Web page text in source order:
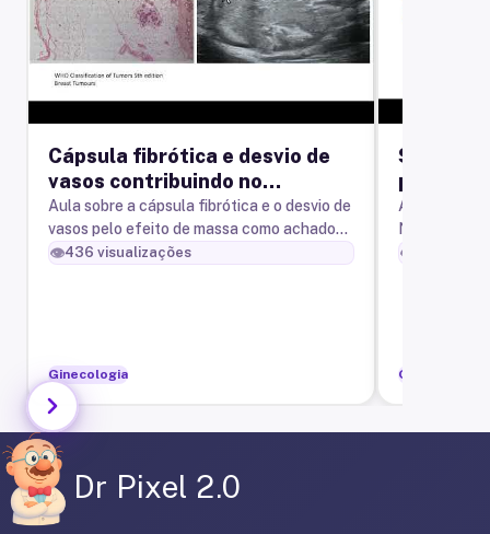
Cápsula fibrótica e desvio de
vasos contribuindo no
diagnóstico por imagem dos
hamartomas
Aula sobre a cápsula fibrótica e o desvio de
vasos pelo efeito de massa como achados
auxiliares importantes no diagnóstico
👁️436 visualizações
Ginecologia
Aula sobre
NCCN para o seguimento por imagem dos
principais
👁️
Ginecologia
Dr Pixel 2.0